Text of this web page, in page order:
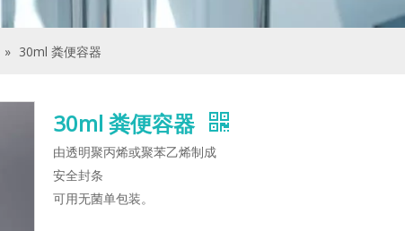
» 30ml 粪便容器
30ml 粪便容器
由透明聚丙烯或聚苯乙烯制成
安全封条
可用无菌单包装。